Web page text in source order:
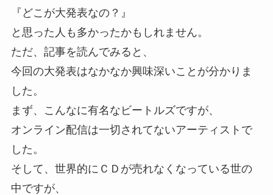
『どこが大発表なの？』
と思った人も多かったかもしれません。
ただ、記事を読んでみると、
今回の大発表はなかなか興味深いことが分かりま
した。
まず、こんなに有名なビートルズですが、
オンライン配信は一切されてないアーティストで
した。
そして、世界的にＣＤが売れなくなっている世の
中ですが、